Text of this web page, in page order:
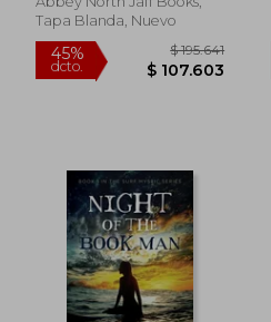
45%
dcto.
$ 148.610
$ 81.735
Tapa Blanda, Nuevo